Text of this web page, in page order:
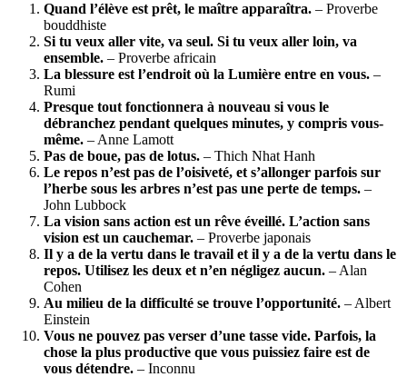
Quand l’élève est prêt, le maître apparaîtra. – Proverbe
bouddhiste
Si tu veux aller vite, va seul. Si tu veux aller loin, va
ensemble. – Proverbe africain
La blessure est l’endroit où la Lumière entre en vous. –
Rumi
Presque tout fonctionnera à nouveau si vous le
débranchez pendant quelques minutes, y compris vous-
même. – Anne Lamott
Pas de boue, pas de lotus. – Thich Nhat Hanh
Le repos n’est pas de l’oisiveté, et s’allonger parfois sur
l’herbe sous les arbres n’est pas une perte de temps. –
John Lubbock
La vision sans action est un rêve éveillé. L’action sans
vision est un cauchemar. – Proverbe japonais
Il y a de la vertu dans le travail et il y a de la vertu dans le
repos. Utilisez les deux et n’en négligez aucun. – Alan
Cohen
Au milieu de la difficulté se trouve l’opportunité. – Albert
Einstein
Vous ne pouvez pas verser d’une tasse vide. Parfois, la
chose la plus productive que vous puissiez faire est de
vous détendre. – Inconnu